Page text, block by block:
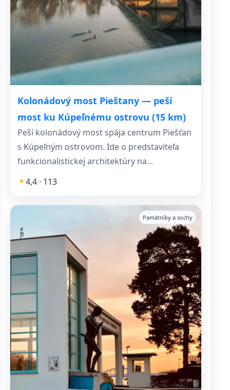
Kolonádový most Pieštany — peší
most ku Kúpeľnému ostrovu (15 km)
Peší kolonádový most spája centrum Piešťan
s Kúpeľným ostrovom. Ide o predstaviteľa
funkcionalistickej architektúry na...
4,4 · 113
Pamätníky a sochy